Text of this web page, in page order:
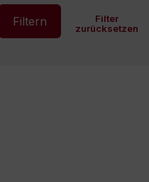
Filtern
Filter
zurücksetzen